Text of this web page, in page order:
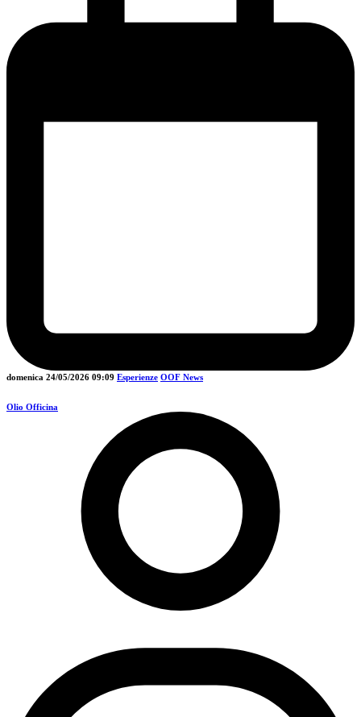
domenica 24/05/2026 09:09 Esperienze OOF News
Olio Officina